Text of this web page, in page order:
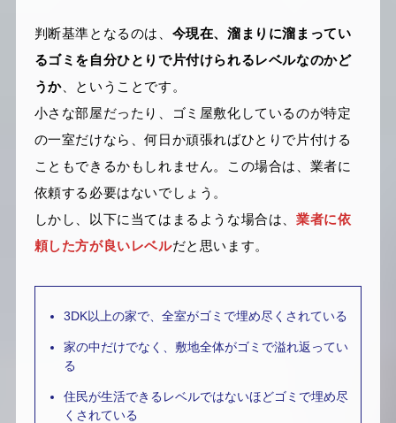
判断基準となるのは、 今現在、溜まりに溜まってい
るゴミを自分ひとりで片付けられるレベルなのかど
うか、ということです。
小さな部屋だったり、ゴミ屋敷化しているのが特定
の一室だけなら、何日か頑張ればひとりで片付ける
こともできるかもしれません。この場合は、業者に
依頼する必要はないでしょう。
しかし、以下に当てはまるような場合は、 業者に依
頼した方が良いレベルだと思います。
3DK以上の家で、全室がゴミで埋め尽くされている
家の中だけでなく、敷地全体がゴミで溢れ返ってい
る
住民が生活できるレベルではないほどゴミで埋め尽
くされている